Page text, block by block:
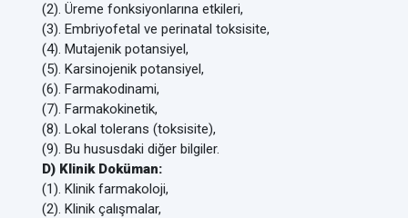
(2). Üreme fonksiyonlarına etkileri,
(3). Embriyofetal ve perinatal toksisite,
(4). Mutajenik potansiyel,
(5). Karsinojenik potansiyel,
(6). Farmakodinami,
(7). Farmakokinetik,
(8). Lokal tolerans (toksisite),
(9). Bu hususdaki diğer bilgiler.
D) Klinik Doküman:
(1). Klinik farmakoloji,
(2). Klinik çalışmalar,